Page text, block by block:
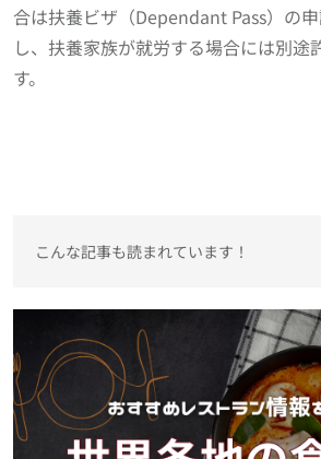
合は扶養ビザ（Dependant Pass）の
し、扶養家族が就労する場合には別途
す。
こんな記事も読まれています！